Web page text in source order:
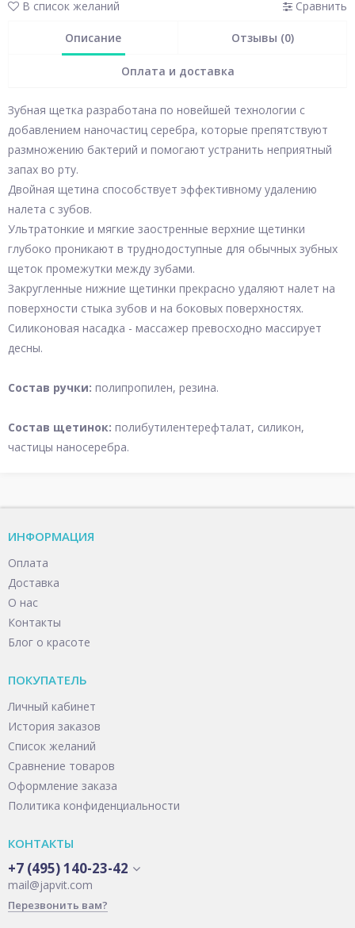
В список желаний Сравнить
Описание Отзывы (0)
Оплата и доставка
Зубная щетка разработана по новейшей технологии с
добавлением наночастиц серебра, которые препятствуют
размножению бактерий и помогают устранить неприятный
запах во рту.
Двойная щетина способствует эффективному удалению
налета с зубов.
Ультратонкие и мягкие заостренные верхние щетинки
глубоко проникают в труднодоступные для обычных зубных
щеток промежутки между зубами.
Закругленные нижние щетинки прекрасно удаляют налет на
поверхности стыка зубов и на боковых поверхностях.
Силиконовая насадка - массажер превосходно массирует
десны.
Состав ручки: полипропилен, резина.
Состав щетинок: полибутилентерефталат, силикон,
частицы наносеребра.
ИНФОРМАЦИЯ
Оплата
Доставка
О нас
Контакты
Блог о красоте
ПОКУПАТЕЛЬ
Личный кабинет
История заказов
Список желаний
Сравнение товаров
Оформление заказа
Политика конфиденциальности
КОНТАКТЫ
+7 (495) 140-23-42
mail@japvit.com
Перезвонить вам?